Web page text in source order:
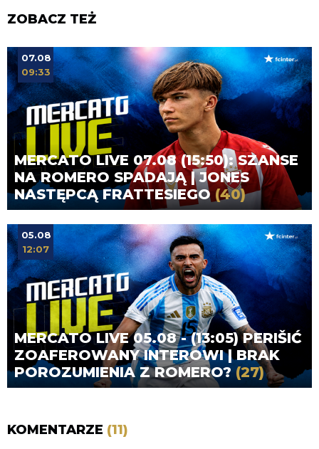
ZOBACZ TEŻ
MERCATO LIVE 07.08 (15:50): SZANSE
NA ROMERO SPADAJĄ | JONES
NASTĘPCĄ FRATTESIEGO(40)
07.08
09:33
MERCATO LIVE 05.08 - (13:05) PERIŠIĆ
ZOAFEROWANY INTEROWI | BRAK
POROZUMIENIA Z ROMERO?(27)
05.08
12:07
KOMENTARZE (11)